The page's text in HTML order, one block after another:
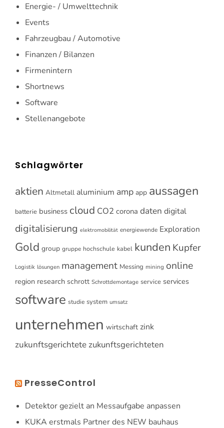
Energie- / Umwelttechnik
Events
Fahrzeugbau / Automotive
Finanzen / Bilanzen
Firmenintern
Shortnews
Software
Stellenangebote
Schlagwörter
aktien Altmetall aluminium amp app aussagen
batterie business cloud CO2 corona daten digital
digitalisierung elektromobilität energiewende Exploration
Gold group gruppe hochschule kabel kunden Kupfer
Logistik lösungen management Messing mining online
region research schrott Schrottdemontage service services
software studie system umsatz
unternehmen wirtschaft zink
zukunftsgerichtete zukunftsgerichteten
PresseControl
Detektor gezielt an Messaufgabe anpassen
KUKA erstmals Partner des NEW bauhaus